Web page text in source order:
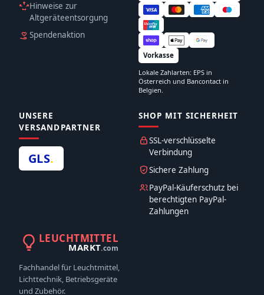
Hinweise zur
Altgeräteentsorgung
Spendenaktion
Vorkasse
Lokale Zahlarten: EPS in
Österreich und Bancontact in
Belgien.
UNSERE
VERSANDPARTNER
GLS.
SHOP MIT SICHERHEIT
SSL-verschlüsselte
Verbindung
Sichere Zahlung
PayPal-Käuferschutz bei
berechtigten PayPal-
Zahlungen
LEUCHTMITTEL
MARKT.com
Fachhandel für Leuchtmittel,
Lichttechnik, Betriebsgeräte
und Zubehör.